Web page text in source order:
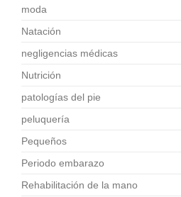
moda
Natación
negligencias médicas
Nutrición
patologías del pie
peluquería
Pequeños
Periodo embarazo
Rehabilitación de la mano